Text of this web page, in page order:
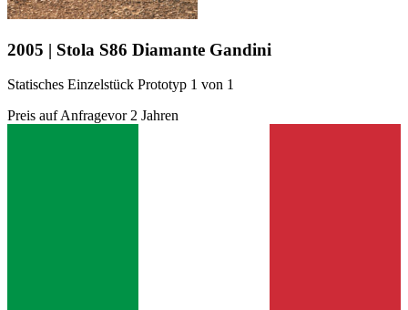
2005 | Stola S86 Diamante Gandini
Statisches Einzelstück Prototyp 1 von 1
Preis auf Anfragevor 2 Jahren